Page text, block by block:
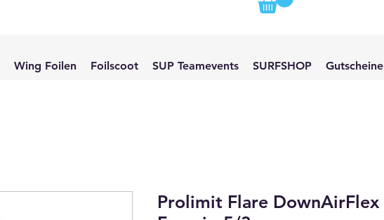
Wing Foilen Foilscoot SUP Teamevents SURFSHOP Gutscheine
Prolimit Flare DownAirFlex